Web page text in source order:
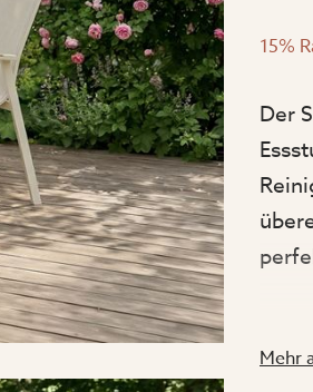
15%
Der
Mehr